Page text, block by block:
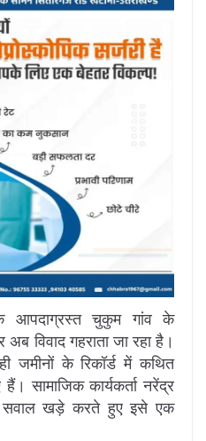
के आपदाग्रस्त चुकुम गांव के
विवाद गहराता जा रहा है।
जमीनों के रिकॉर्ड में कथित
सामाजिक कार्यकर्ता नरेंद्र
सवाल खड़े करते हुए इसे एक